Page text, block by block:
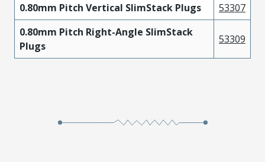
0.80mm Pitch Vertical SlimStack Plugs
53307
0.80mm Pitch Right-Angle SlimStack
Plugs
53309